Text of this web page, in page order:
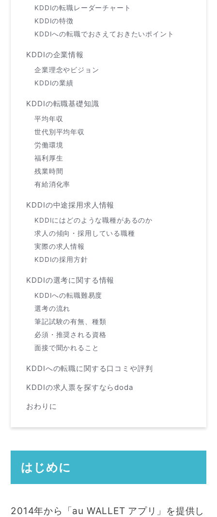
KDDIの転職レーダーチャート
KDDIの特徴
KDDIへの転職でおさえておきたいポイント
KDDIの企業情報
企業理念やビジョン
KDDIの業績
KDDIの転職基礎知識
平均年収
世代別平均年収
労働環境
福利厚生
残業時間
有給消化率
KDDIの中途採用求人情報
KDDIにはどのような職種があるのか
求人の傾向・採用している職種
実際の求人情報
KDDIの採用方針
KDDIの選考に関する情報
KDDIへの転職難易度
選考の流れ
筆記試験の有無、種類
必須・推奨される資格
面接で聞かれること
KDDIへの転職に関する口コミや評判
KDDIの求人票を探すならdoda
おわりに
はじめに
2014年から「au WALLET アプリ」を提供し